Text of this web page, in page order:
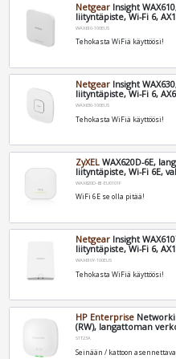
Netgear Insight
liityntäpiste, Wi-Fi 6,
WAX610-100EUS
Tehokasta WiFiä käyttöösi!
Netgear Insight
liityntäpiste, Wi-Fi 6,
WAX630-100EUS
Tehokasta WiFiä käyttöösi!
ZyXEL WAX620D-6E,
liityntäpiste, Wi-Fi 6E,
WAX620D-6E-EU0101F
WiFi 6E se olla pitää!
Netgear Insight
liityntäpiste, Wi-Fi 6,
WAX610Y-100EUS
Tehokasta WiFiä käyttöösi!
HP Enterprise
(RW), langattoman
S1T23A
Seinään / kattoon asennettava